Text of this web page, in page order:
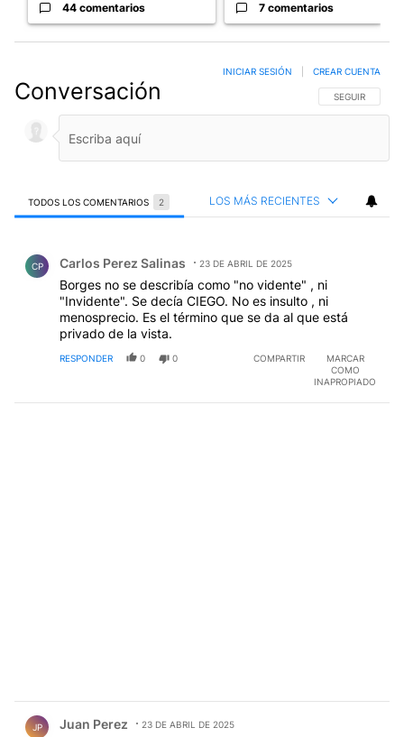
44 comentarios 7 comentarios
Conversación SIGA ESTA
SEGUIR
INICIAR SESIÓN CREAR CUENTA
TODOS LOS COMENTARIOS 2 LOS MÁS RECIENTES
CP Carlos Perez Salinas 23 DE ABRIL DE 2025
Borges no se describía como "no vidente" , ni
"Invidente". Se decía CIEGO. No es insulto , ni
menosprecio. Es el término que se da al que está
privado de la vista.
RESPONDER 0 0 COMPARTIR
MARCAR
COMO
INAPROPIADO
JP Juan Perez 23 DE ABRIL DE 2025